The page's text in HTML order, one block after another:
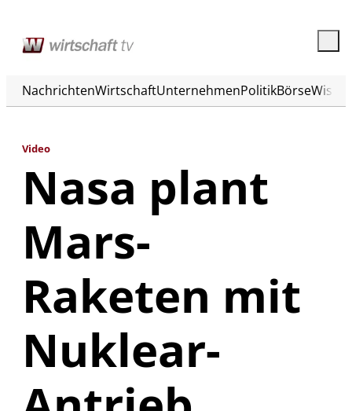
NachrichtenWirtschaftUnternehmenPolitikBörse
Video
Nasa plant
Mars-
Raketen mit
Nuklear-